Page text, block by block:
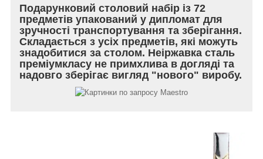
Подарунковий столовий набір із 72
предметів упакований у дипломат для
зручності транспортування та зберігання.
Складається з усіх предметів, які можуть
знадобитися за столом. Неіржавка сталь
преміумкласу не примхлива в догляді та
надовго зберігає вигляд "нового" виробу.